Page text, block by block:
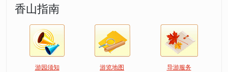
香山指南
游园须知 游览地图 导游服务